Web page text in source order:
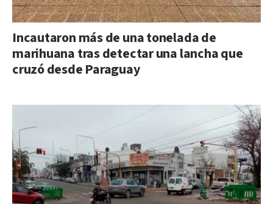
Incautaron más de una tonelada de
marihuana tras detectar una lancha que
cruzó desde Paraguay